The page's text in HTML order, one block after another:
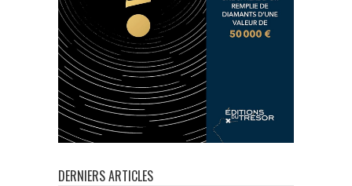
DERNIERS ARTICLES